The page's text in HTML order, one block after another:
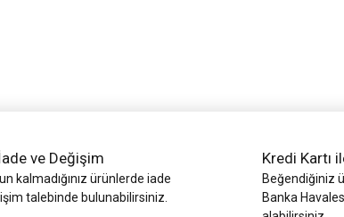
ve Değişim
kalmadığınız ürünlerde iade
talebinde bulunabilirsiniz.
Kredi Kartı
Beğendiğiniz
Banka